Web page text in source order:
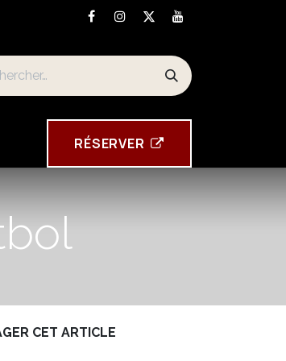
RÉSE​​​​RVER
CET ARTICLE